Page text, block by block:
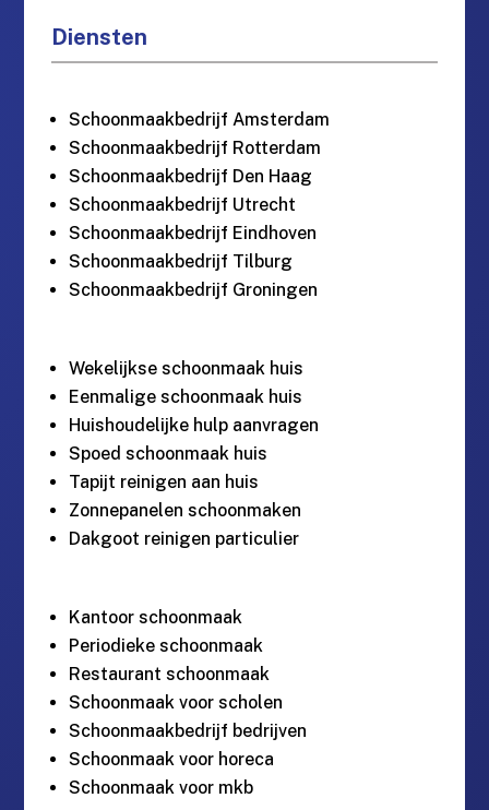
Diensten
Schoonmaakbedrijf Amsterdam
Schoonmaakbedrijf Rotterdam
Schoonmaakbedrijf Den Haag
Schoonmaakbedrijf Utrecht
Schoonmaakbedrijf Eindhoven
Schoonmaakbedrijf Tilburg
Schoonmaakbedrijf Groningen
Wekelijkse schoonmaak huis
Eenmalige schoonmaak huis
Huishoudelijke hulp aanvragen
Spoed schoonmaak huis
Tapijt reinigen aan huis
Zonnepanelen schoonmaken
Dakgoot reinigen particulier
Kantoor schoonmaak
Periodieke schoonmaak
Restaurant schoonmaak
Schoonmaak voor scholen
Schoonmaakbedrijf bedrijven
Schoonmaak voor horeca
Schoonmaak voor mkb